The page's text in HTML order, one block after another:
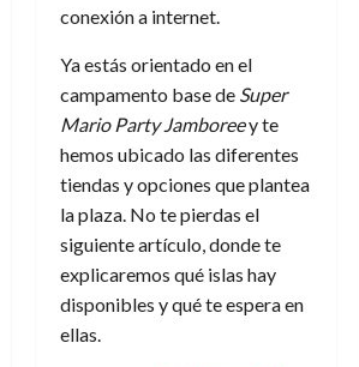
conexión a internet.
Ya estás orientado en el
campamento base de Super
Mario Party Jamboreey te
hemos ubicado las diferentes
tiendas y opciones que plantea
la plaza. No te pierdas el
siguiente artículo, donde te
explicaremos qué islas hay
disponibles y qué te espera en
ellas.